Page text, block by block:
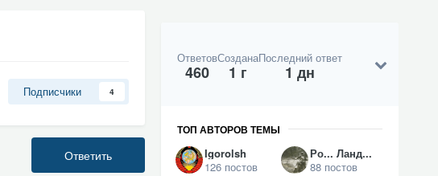
Подписчики 4
Ответить
Ответов
460
Создана
1 г
Последний ответ
1 дн
ТОП АВТОРОВ ТЕМЫ
Igorolsh
126 постов
Ро... Ланд...
88 постов